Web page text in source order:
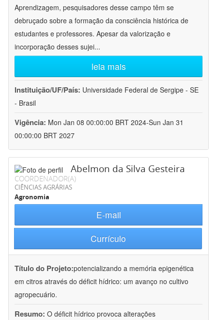
Aprendizagem, pesquisadores desse campo têm se
debruçado sobre a formação da consciência histórica de
estudantes e professores. Apesar da valorização e
incorporação desses sujei...
leia mais
Instituição/UF/País: Universidade Federal de Sergipe - SE
- Brasil
Vigência: Mon Jan 08 00:00:00 BRT 2024-Sun Jan 31
00:00:00 BRT 2027
Abelmon da Silva Gesteira
COORDENADOR(A)
CIÊNCIAS AGRÁRIAS
Agronomia
E-mail
Currículo
Título do Projeto:potencializando a memória epigenética
em citros através do déficit hídrico: um avanço no cultivo
agropecuário.
Resumo: O déficit hídrico provoca alterações